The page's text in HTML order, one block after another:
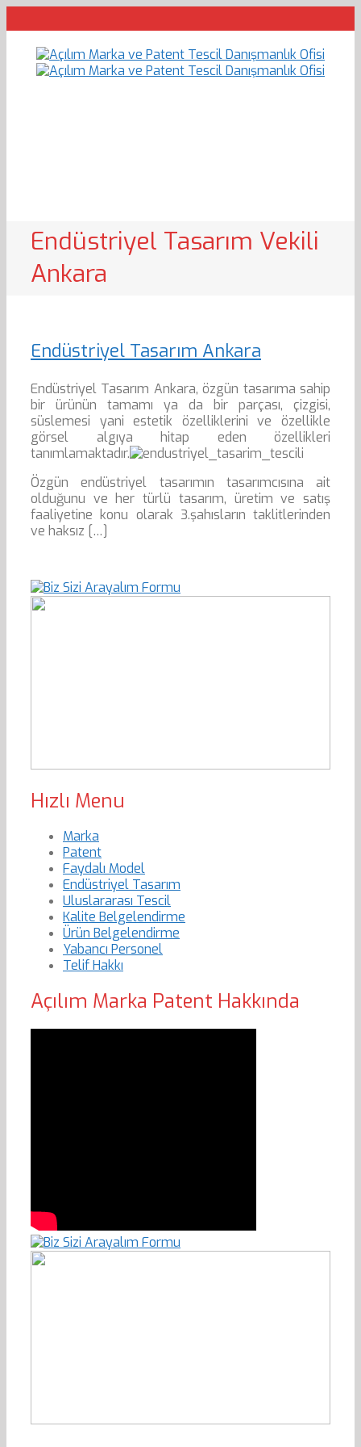
Endüstriyel Tasarım Vekili
Ankara
Endüstriyel Tasarım Ankara
Endüstriyel Tasarım Ankara, özgün tasarıma sahip
bir ürünün tamamı ya da bir parçası, çizgisi,
süslemesi yani estetik özelliklerini ve özellikle
görsel algıya hitap eden özellikleri
tanımlamaktadır.
Özgün endüstriyel tasarımın tasarımcısına ait
olduğunu ve her türlü tasarım, üretim ve satış
faaliyetine konu olarak 3.şahısların taklitlerinden
ve haksız […]
Hızlı Menu
Marka
Patent
Faydalı Model
Endüstriyel Tasarım
Uluslararası Tescil
Kalite Belgelendirme
Ürün Belgelendirme
Yabancı Personel
Telif Hakkı
Açılım Marka Patent Hakkında